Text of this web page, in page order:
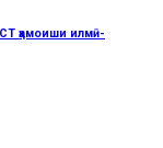
ҳамоиши илмӣ-